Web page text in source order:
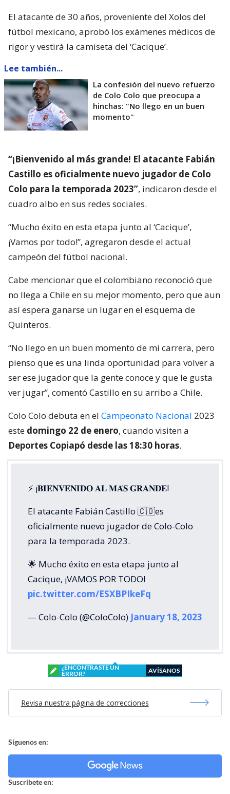
El atacante de 30 años, proveniente del Xolos del
fútbol mexicano, aprobó los exámenes médicos de
rigor y vestirá la camiseta del ‘Cacique’.
Lee también...
La confesión del nuevo refuerzo
de Colo Colo que preocupa a
hinchas: "No llego en un buen
momento"
“¡Bienvenido al más grande! El atacante Fabián
Castillo es oficialmente nuevo jugador de Colo
Colo para la temporada 2023”, indicaron desde el
cuadro albo en sus redes sociales.
“Mucho éxito en esta etapa junto al ‘Cacique’,
¡Vamos por todo!”, agregaron desde el actual
campeón del fútbol nacional.
Cabe mencionar que el colombiano reconoció que
no llega a Chile en su mejor momento, pero que aun
así espera ganarse un lugar en el esquema de
Quinteros.
“No llego en un buen momento de mi carrera, pero
pienso que es una linda oportunidad para volver a
ser ese jugador que la gente conoce y que le gusta
ver jugar”, comentó Castillo en su arribo a Chile.
Colo Colo debuta en el Campeonato Nacional 2023
este domingo 22 de enero, cuando visiten a
Deportes Copiapó desde las 18:30 horas.
⚡️ ¡𝐁𝐈𝐄𝐍𝐕𝐄𝐍𝐈𝐃𝐎 𝐀𝐋 𝐌𝐀́𝐒 𝐆𝐑𝐀𝐍𝐃𝐄!
El atacante Fabián Castillo 🇨🇴es
oficialmente nuevo jugador de Colo-Colo
para la temporada 2023.
🌟 Mucho éxito en esta etapa junto al
Cacique, ¡VAMOS POR TODO!
pic.twitter.com/ESXBPIkeFq
— Colo-Colo (@ColoColo) January 18, 2023
¿ENCONTRASTE UN
ERROR?
AVÍSANOS
Revisa nuestra página de correcciones
Síguenos en:
Suscríbete en: